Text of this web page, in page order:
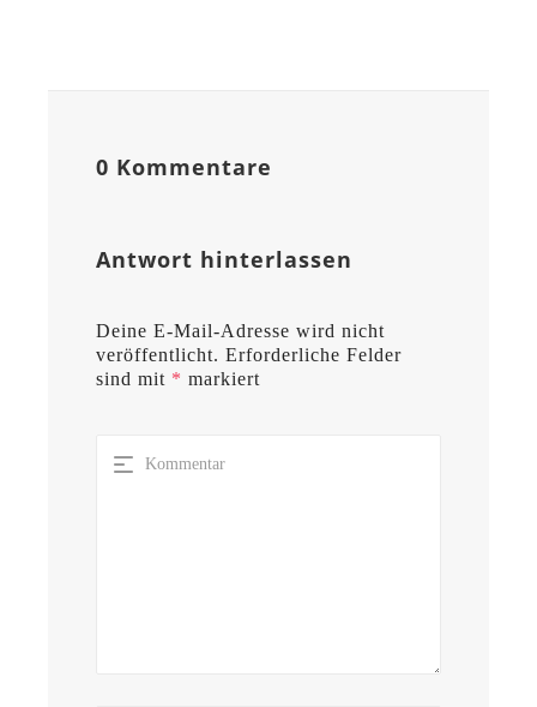
0 Kommentare
Antwort hinterlassen
Deine E-Mail-Adresse wird nicht
veröffentlicht. Erforderliche Felder
sind mit * markiert